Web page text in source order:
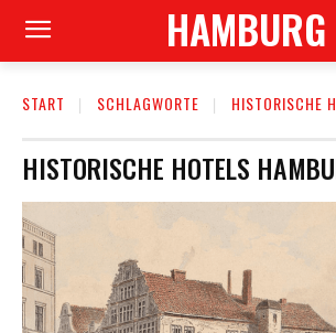
HAMBURG
START SCHLAGWORTE HISTORISCHE
HISTORISCHE HOTELS